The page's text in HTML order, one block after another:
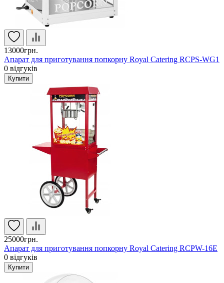
13000грн.
Апарат для приготування попкорну Royal Catering RCPS-WG1
0 відгуків
Купити
25000грн.
Апарат для приготування попкорну Royal Catering RCPW-16E
0 відгуків
Купити